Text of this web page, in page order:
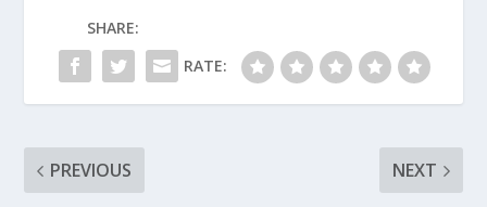
SHARE:
RATE:
PREVIOUS NEXT